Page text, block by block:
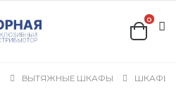
0
ВЫТЯЖНЫЕ ШКАФЫ ШКАФЫ